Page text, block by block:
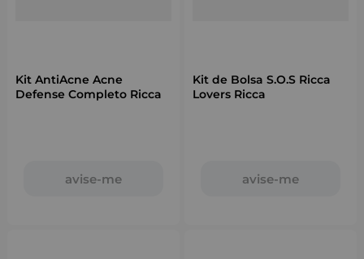
Kit AntiAcne Acne
Defense Completo Ricca
avise-me
Kit de Bolsa S.O.S Ricca
Lovers Ricca
avise-me